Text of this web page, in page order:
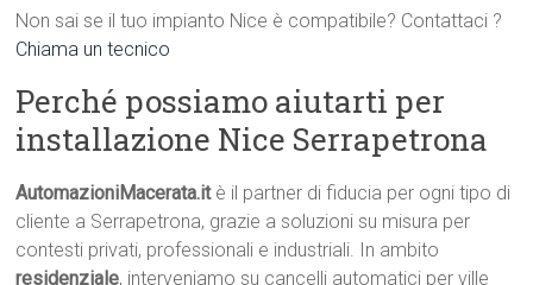
Non sai se il tuo impianto Nice è compatibile? Contattaci ?
Chiama un tecnico
Perché possiamo aiutarti per
installazione Nice Serrapetrona
AutomazioniMacerata.itè il partner di fiducia per ogni tipo di
cliente a Serrapetrona, grazie a soluzioni su misura per
contesti privati, professionali e industriali. In ambito
residenziale, interveniamo su cancelli automatici per ville